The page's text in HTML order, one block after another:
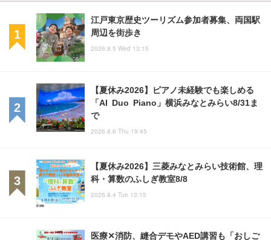
江戸東京歴史ツーリズム参加者募集、両国駅
周辺を街歩き
2026.8.5 Wed 13:15
【夏休み2026】ピアノ未経験でも楽しめる
「AI Duo Piano」横浜みなとみらい8/31ま
で
2026.8.6 Thu 19:45
【夏休み2026】三菱みなとみらい技術館、理
科・算数のふしぎ教室8/8
2026.8.4 Tue 13:15
医療✕消防、縫合デモやAED講習も「おしご